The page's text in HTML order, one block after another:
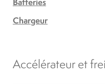
Chargeur
Accélérateur et